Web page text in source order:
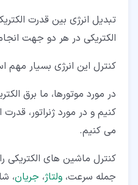
تبدیل انرژی بین قدرت
الکتریکی در هر دو جهت
کنترل این انرژی بسیار مهم
در مورد موتورها، ما برق
كنیم و در مورد ژنراتور،
می كنیم.
کنترل ماشین های الکتریکی
جمله سرعت، ولتاژ، جریان،